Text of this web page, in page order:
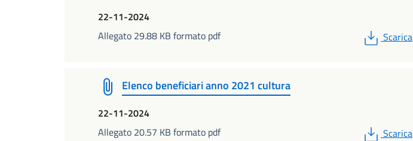
22-11-2024
Allegato 29.88 KB formato pdf
PDF
Scarica
Elenco beneficiari anno 2021 cultura
22-11-2024
Allegato 20.57 KB formato pdf
PDF
Scarica